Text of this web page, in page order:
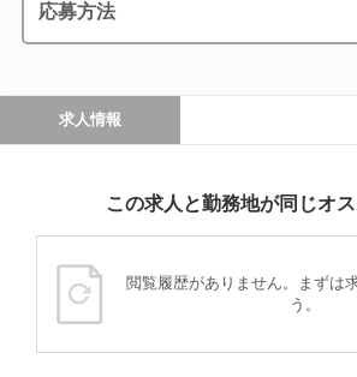
応募方法
求人情報
この求人と勤務地が同じオ
閲覧履歴がありません。まずは
う。